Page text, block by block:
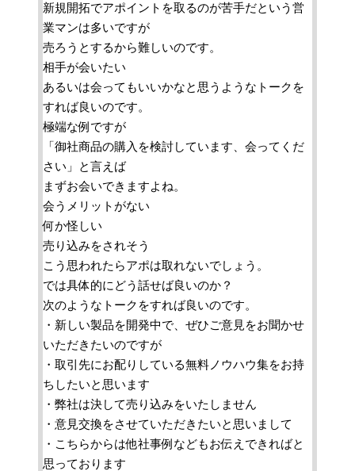
新規開拓でアポイントを取るのが苦手だという営
業マンは多いですが
売ろうとするから難しいのです。
相手が会いたい
あるいは会ってもいいかなと思うようなトークを
すれば良いのです。
極端な例ですが
「御社商品の購入を検討しています、会ってくだ
さい」と言えば
まずお会いできますよね。
会うメリットがない
何か怪しい
売り込みをされそう
こう思われたらアポは取れないでしょう。
では具体的にどう話せば良いのか？
次のようなトークをすれば良いのです。
・新しい製品を開発中で、ぜひご意見をお聞かせ
いただきたいのですが
・取引先にお配りしている無料ノウハウ集をお持
ちしたいと思います
・弊社は決して売り込みをいたしません
・意見交換をさせていただきたいと思いまして
・こちらからは他社事例などもお伝えできればと
思っております